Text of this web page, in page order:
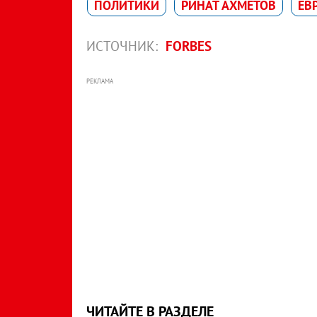
ПОЛИТИКИ РИНАТ АХМЕТОВ
ИСТОЧНИК: FORBES
РЕКЛАМА
ЧИТАЙТЕ В РАЗДЕЛЕ